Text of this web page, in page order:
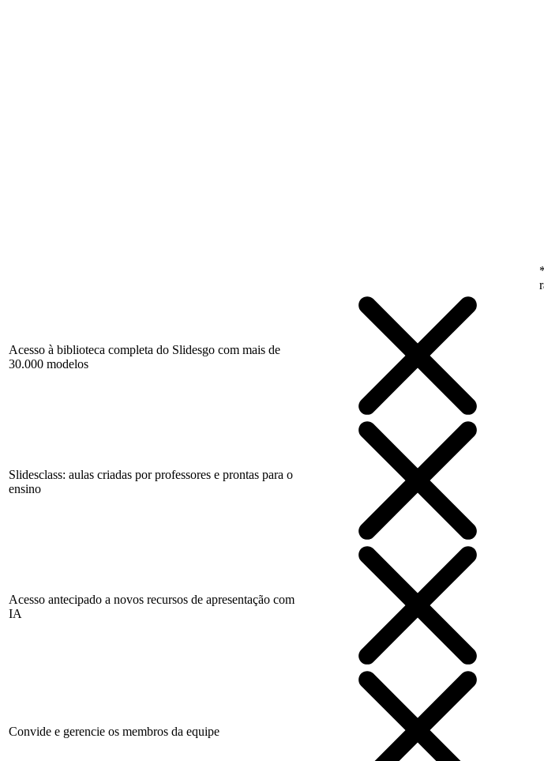
Acesso à biblioteca completa do Slidesgo com mais de
30.000 modelos
Slidesclass: aulas criadas por professores e prontas para o
ensino
Acesso antecipado a novos recursos de apresentação com
IA
Convide e gerencie os membros da equipe